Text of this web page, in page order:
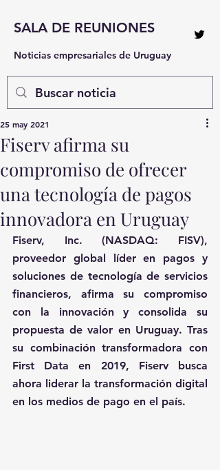
SALA DE REUNIONES
Noticias empresariales de Uruguay
Fiserv afirma su
compromiso de ofrecer
una tecnología de pagos
innovadora en Uruguay
25 may 2021
Fiserv, Inc. (NASDAQ: FISV),
proveedor global líder en pagos y
soluciones de tecnología de servicios
financieros, afirma su compromiso
con la innovación y consolida su
propuesta de valor en Uruguay. Tras
su combinación transformadora con
First Data en 2019, Fiserv busca
ahora liderar la transformación digital
en los medios de pago en el país.